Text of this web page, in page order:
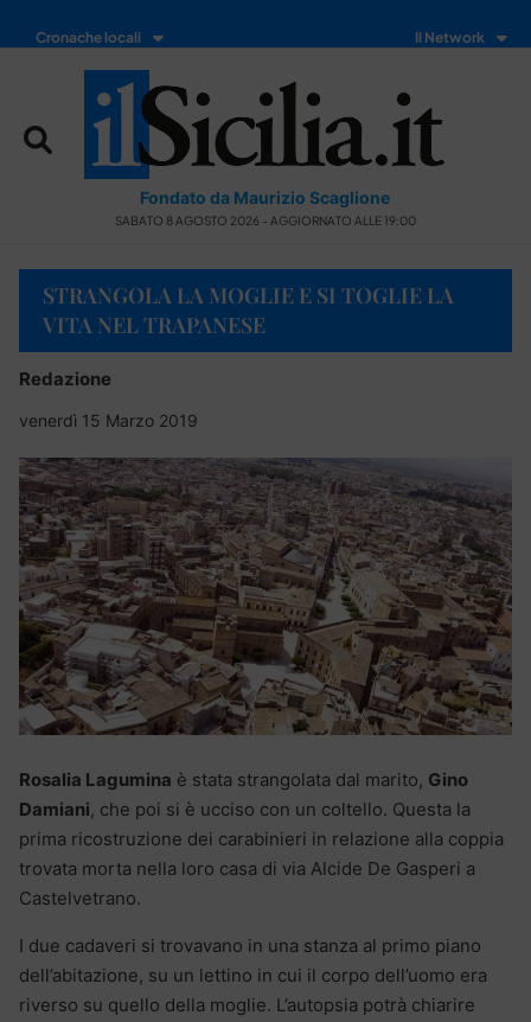
Cronache locali Il Network
Fondato da Maurizio Scaglione
SABATO 8 AGOSTO 2026 - AGGIORNATO ALLE 19:00
STRANGOLA LA MOGLIE E SI TOGLIE LA
VITA NEL TRAPANESE
Redazione
venerdì 15 Marzo 2019
Rosalia Lagumina è stata strangolata dal marito, Gino
Damiani, che poi si è ucciso con un coltello. Questa la
prima ricostruzione dei carabinieri in relazione alla coppia
trovata morta nella loro casa di via Alcide De Gasperi a
Castelvetrano.
I due cadaveri si trovavano in una stanza al primo piano
dell’abitazione, su un lettino in cui il corpo dell’uomo era
riverso su quello della moglie. L’autopsia potrà chiarire